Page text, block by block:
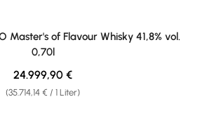
Master's of Flavour Whisky 41,8% vol.
0,70l
(35.714,14 € / 1 Liter)
Regulärer Preis:
24.999,90 €